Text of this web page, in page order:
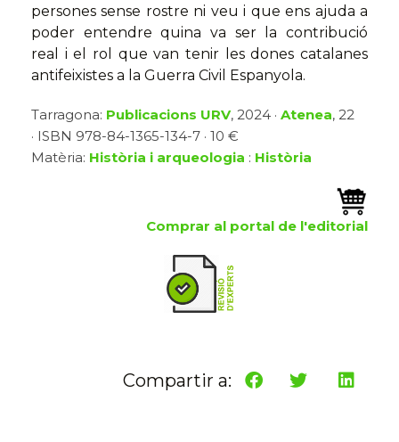
persones sense rostre ni veu i que ens ajuda a
poder entendre quina va ser la contribució
real i el rol que van tenir les dones catalanes
antifeixistes a la Guerra Civil Espanyola.
Tarragona: Publicacions URV, 2024 · Atenea, 22
· ISBN 978-84-1365-134-7 · 10 €
Matèria: Història i arqueologia : Història
Comprar al portal de l'editorial
Compartir a: